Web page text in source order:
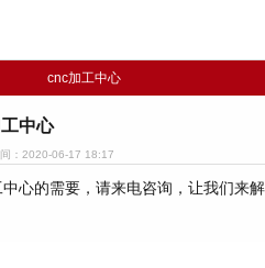
cnc加工中心
中心
：2020-06-17 18:17
心的需要，请来电咨询，让我们来